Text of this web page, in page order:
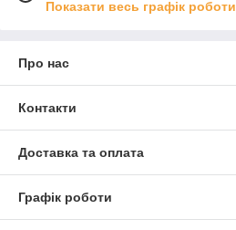
Показати весь графік роботи
Про нас
Контакти
Доставка та оплата
Графік роботи